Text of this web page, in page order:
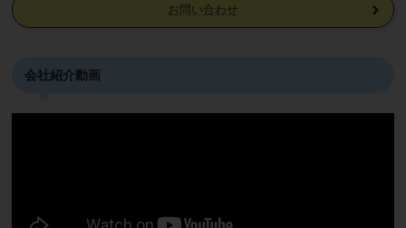
お問い合わせ
会社紹介動画